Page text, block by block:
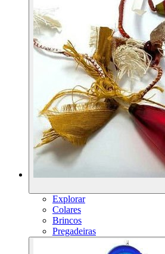
Explorar
Colares
Brincos
Pregadeiras